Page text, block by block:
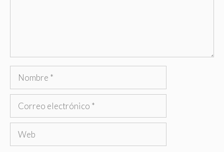
Nombre
Correo
Web